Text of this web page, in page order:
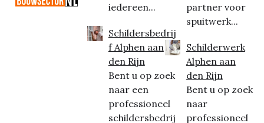
iedereen...
Schildersbedrij
f Alphen aan
den Rijn
Bent u op zoek
naar een
professioneel
schildersbedrij
partner voor
spuitwerk...
Schilderwerk
Alphen aan
den Rijn
Bent u op zoek
naar
professioneel